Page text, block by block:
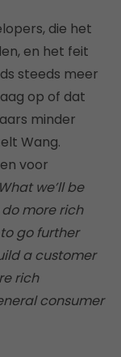
die het
en het feit
steeds meer
op of dat
minder
Wang.
voor
What we’ll be
more rich
go further
a customer
rich
consumer